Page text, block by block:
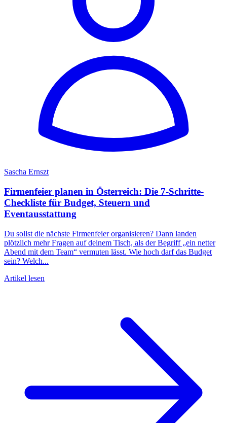
Sascha Ernszt
Firmenfeier planen in Österreich: Die 7-Schritte-
Checkliste für Budget, Steuern und
Eventausstattung
Du sollst die nächste Firmenfeier organisieren? Dann landen
plötzlich mehr Fragen auf deinem Tisch, als der Begriff „ein netter
Abend mit dem Team“ vermuten lässt. Wie hoch darf das Budget
sein? Welch...
Artikel lesen